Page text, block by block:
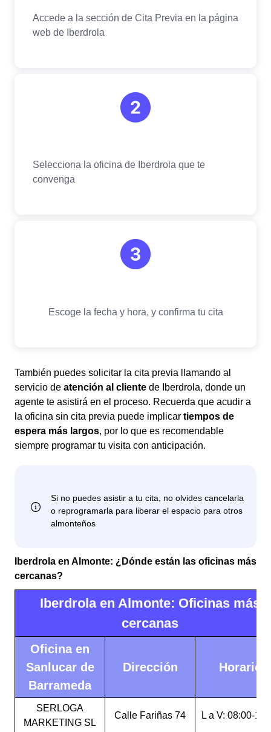
También puedes solicitar la cita previa llamando al
servicio de atención al cliente de Iberdrola, donde un
agente te asistirá en el proceso. Recuerda que acudir a
la oficina sin cita previa puede implicar tiempos de
espera más largos, por lo que es recomendable
siempre programar tu visita con anticipación.
Iberdrola en Almonte: ¿Dónde están las oficinas más
cercanas?
Iberdrola en Almonte: Oficinas más
cercanas
Oficina en
Sanlucar de
Barrameda
Dirección Horario
SERLOGA
MARKETING SL
Calle Fariñas 74 L a V: 08:00-